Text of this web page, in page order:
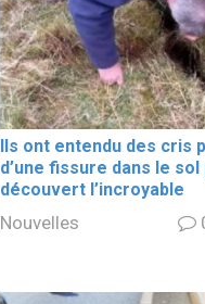
Ils ont entendu des cris
d’une fissure dans le
découvert l’incroyable
Nouvelles